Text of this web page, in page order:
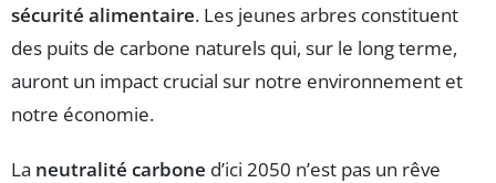
sécurité alimentaire. Les jeunes arbres constituent
des puits de carbone naturels qui, sur le long terme,
auront un impact crucial sur notre environnement et
notre économie.
La neutralité carbone d’ici 2050 n’est pas un rêve